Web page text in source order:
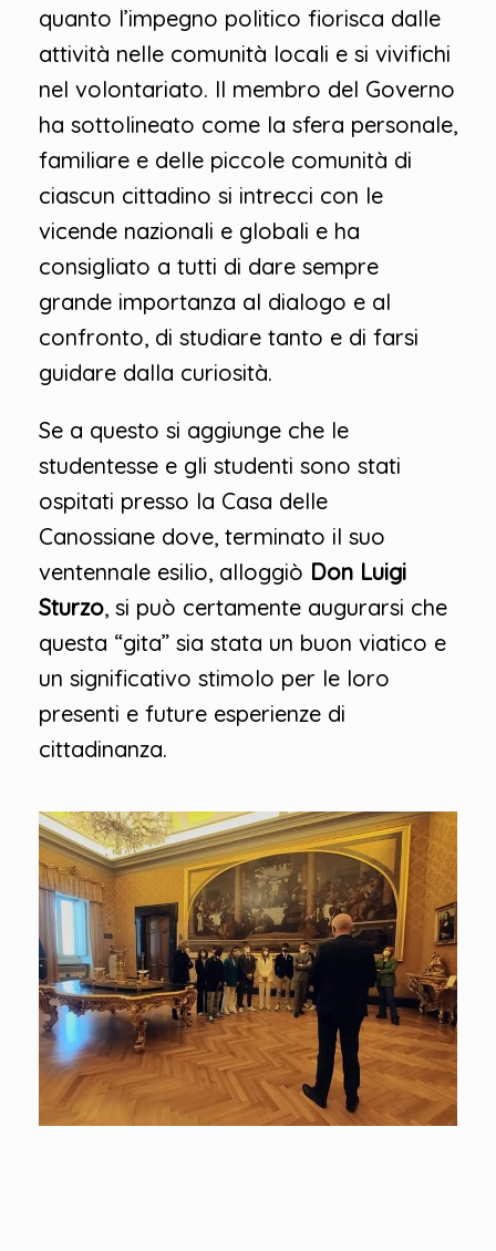
quanto l’impegno politico fiorisca dalle
attività nelle comunità locali e si vivifichi
nel volontariato. Il membro del Governo
ha sottolineato come la sfera personale,
familiare e delle piccole comunità di
ciascun cittadino si intrecci con le
vicende nazionali e globali e ha
consigliato a tutti di dare sempre
grande importanza al dialogo e al
confronto, di studiare tanto e di farsi
guidare dalla curiosità.
Se a questo si aggiunge che le
studentesse e gli studenti sono stati
ospitati presso la Casa delle
Canossiane dove, terminato il suo
ventennale esilio, alloggiò Don Luigi
Sturzo, si può certamente augurarsi che
questa “gita” sia stata un buon viatico e
un significativo stimolo per le loro
presenti e future esperienze di
cittadinanza.